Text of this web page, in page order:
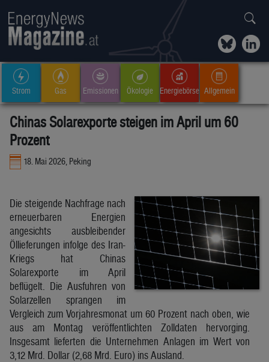
Strom Gas Emissionen Ökologie Energiebörse Allgemein
Chinas Solarexporte steigen im April um 60
Prozent
18. Mai 2026, Peking
Die steigende Nachfrage nach
erneuerbaren Energien
angesichts ausbleibender
Öllieferungen infolge des Iran-
Kriegs hat Chinas
Solarexporte im April
beflügelt. Die Ausfuhren von
Solarzellen sprangen im
Vergleich zum Vorjahresmonat um 60 Prozent nach oben, wie
aus am Montag veröffentlichten Zolldaten hervorging.
Insgesamt lieferten die Unternehmen Anlagen im Wert von
3,12 Mrd. Dollar (2,68 Mrd. Euro) ins Ausland.